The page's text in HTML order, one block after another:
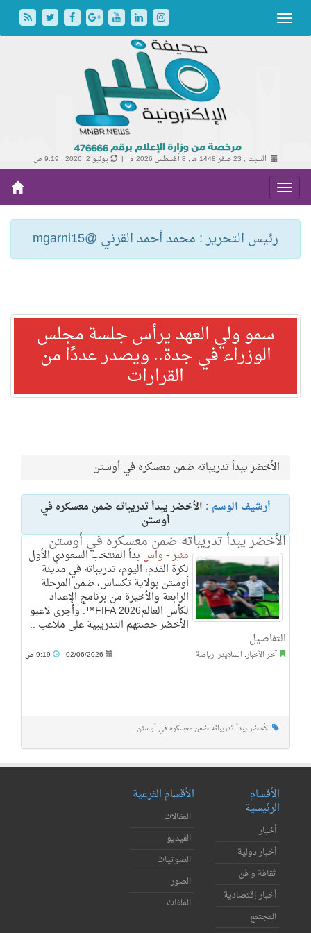
السبت , 23 صفر 1448 هـ , 8 أغسطس 2026 م | يونيو 2, 2026 , 9:19 ص
رئيس التحرير : محمد أحمد القرني @mgarni15
سمو ولي العهد يرأس جلسة مجلس
الوزراء في جدة.. ويصدر عددًا من
القرارات
الأخضر يبدأ تدريباته ضمن معسكره في أوستن
أرشيف الوسم : الأخضر يبدأ تدريباته ضمن معسكره في
أوستن
الأخضر يبدأ تدريباته ضمن معسكره في أوستن
منبر - واس بدأ المنتخب السعودي الأول
لكرة القدم، اليوم، تدريباته في مدينة
أوستن بولاية تكساس، ضمن المرحلة
الرابعة والأخيرة من برنامج الإعداد
لكأس العالمFIFA 2026™️. وأجرى لاعبو
الأخضر حصتهم التدريبية على ملاعب ..
التفاصيل
آخر الأخبار, السلايدر, رياضة 02/06/2026
الأخضر يبدأ تدريباته ضمن معسكره في أوستن
الأقسام
الرئيسية
أخبار
أخبار دولية
ثقافة و فن
أخبار إقتصادية
المجتمع
الأقسام الفرعية
المقالات
الفيديو
الصوتيات
الصور
الملفات